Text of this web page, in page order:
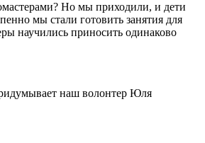
Но мы приходили, и дети
мы стали готовить занятия для
научились приносить одинаково
наш волонтер Юля